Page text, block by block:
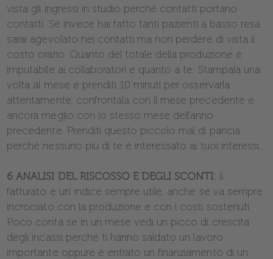
vista gli ingressi in studio perché contatti portano
contatti. Se invece hai fatto tanti pazienti a basso resa
sarai agevolato nei contatti ma non perdere di vista il
costo orario. Quanto del totale della produzione è
imputabile ai collaboratori e quanto a te. Stampala una
volta al mese e prenditi 10 minuti per osservarla
attentamente, confrontala con il mese precedente e
ancora meglio con lo stesso mese dell’anno
precedente. Prenditi questo piccolo mal di pancia
perché nessuno più di te è interessato ai tuoi interessi.
6 ANALISI DEL RISCOSSO E DEGLI SCONTI: il
fatturato è un’ indice sempre utile, anche se va sempre
incrociato con la produzione e con i costi sostenuti.
Poco conta se in un mese vedi un picco di crescita
degli incassi perché ti hanno saldato un lavoro
importante oppure è entrato un finanziamento di un